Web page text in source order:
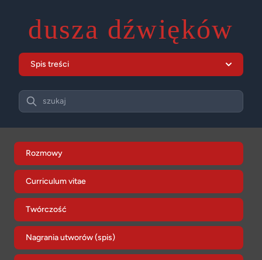
dusza dźwięków
Spis treści
Search
szukaj
Rozmowy
Curriculum vitae
Twórczość
Nagrania utworów (spis)